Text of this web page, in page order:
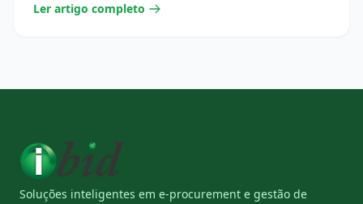
Ler artigo completo
Soluções inteligentes em e-procurement e gestão de